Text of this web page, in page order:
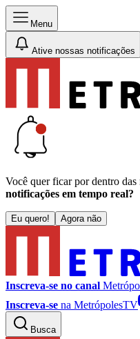
Menu
Ative nossas notificações
Você quer ficar por dentro
notificações em tempo real?
Eu quero! Agora não
Inscreva-se no canal
Inscreva-se na MetrópolesTV
Busca